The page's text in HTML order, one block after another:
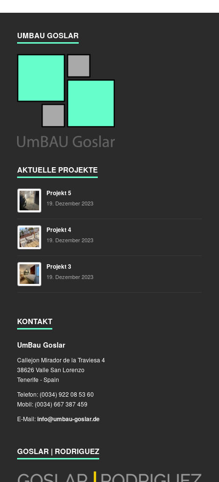
UMBAU GOSLAR
AKTUELLE PROJEKTE
Projekt 5
19. Dezember 2023
Projekt 4
19. Dezember 2023
Projekt 3
19. Dezember 2023
KONTAKT
UmBau Goslar
Callejon Mirador de la Traviesa 4
38626 Valle San Lorenzo
Tenerife - Spain
Telefon: (0034) 922 08 53 60
Mobil: (0034) 667 387 459
E-Mail:info@umbau-goslar.de
GOSLAR | RODRIGUEZ